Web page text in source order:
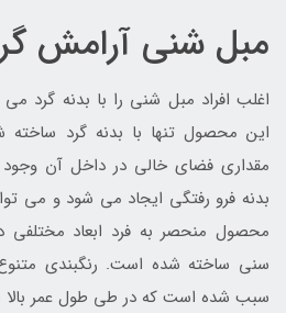
مبل شنی آرامش
اغلب افراد مبل شنی را با بدنه گرد
این محصول تنها با بدنه گرد
مقداری فضای خالی در داخل آن وجود
بدنه فرو رفتگی ایجاد می شود و می
محصول منحصر به فرد ابعاد مختلفی
سنی ساخته شده است. رنگبندی
سبب شده است که در طی طول عمر بالا